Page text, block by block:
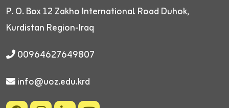
P. O. Box 12 Zakho International Road Duhok,
Kurdistan Region-Iraq
00964627649807
info@uoz.edu.krd